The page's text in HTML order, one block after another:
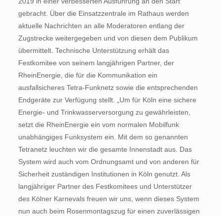
gebracht. Über die Einsatzzentrale im Rathaus werden
aktuelle Nachrichten an alle Moderatoren entlang der
Zugstrecke weitergegeben und von diesen dem Publikum
übermittelt. Technische Unterstützung erhält das
Festkomitee von seinem langjährigen Partner, der
RheinEnergie, die für die Kommunikation ein
ausfallsicheres Tetra-Funknetz sowie die entsprechenden
Endgeräte zur Verfügung stellt. „Um für Köln eine sichere
Energie- und Trinkwasserversorgung zu gewährleisten,
setzt die RheinEnergie ein vom normalen Mobilfunk
unabhängiges Funksystem ein. Mit dem so genannten
Tetranetz leuchten wir die gesamte Innenstadt aus. Das
System wird auch vom Ordnungsamt und von anderen für
Sicherheit zuständigen Institutionen in Köln genutzt. Als
langjähriger Partner des Festkomitees und Unterstützer
des Kölner Karnevals freuen wir uns, wenn dieses System
nun auch beim Rosenmontagszug für einen zuverlässigen